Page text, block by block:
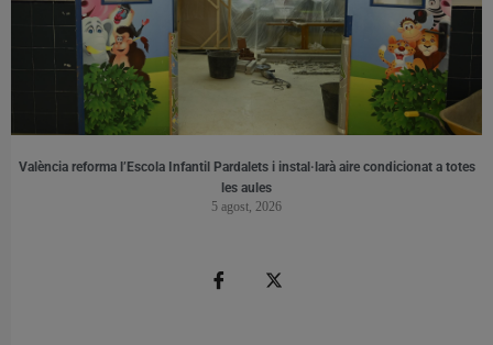
València reforma l’Escola Infantil Pardalets i instal·larà aire condicionat a totes
les aules
5 agost, 2026